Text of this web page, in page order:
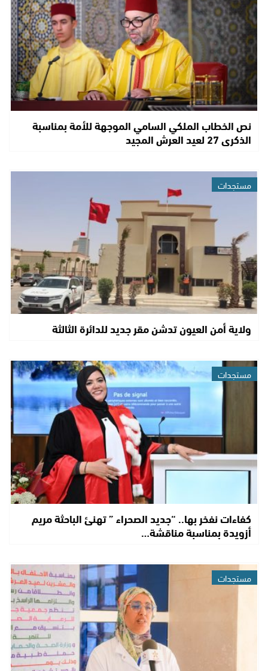
نص الخطاب الملكي السامي الموجهة للأمة بمناسبة
الذكرى 27 لعيد العرش المجيد
مستجدات
ولاية أمن العيون تدشن مقر جديد للدائرة الثالثة
مستجدات
كفاءات نفخر بها.. “جديد الصحراء ” تهنئ الباحثة مريم
أزويدة بمناسبة مناقشة…
مستجدات